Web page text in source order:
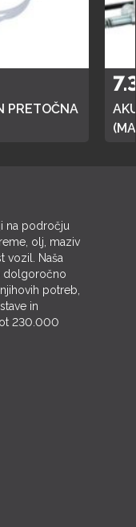
PRETOČNA
na področju
olj, maziv
vozil. Naša
dolgoročno
potreb,
in
230.000